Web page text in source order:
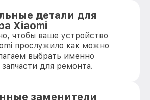
детали для
Xiaomi
чтобы ваше устройство
прослужило как можно
выбрать именно
для ремонта.
заменители